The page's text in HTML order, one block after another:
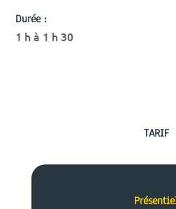
Durée :
1 h à 1 h 30
TARIF